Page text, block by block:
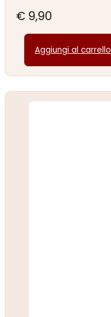
€ 9,90
Aggiungi al carrello